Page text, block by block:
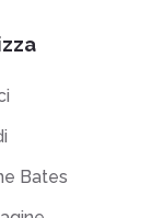
Bates